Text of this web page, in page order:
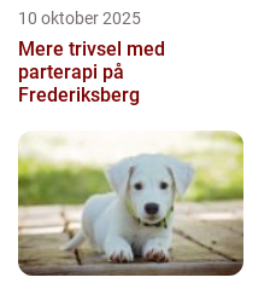
10 oktober 2025
Mere trivsel med
parterapi på
Frederiksberg